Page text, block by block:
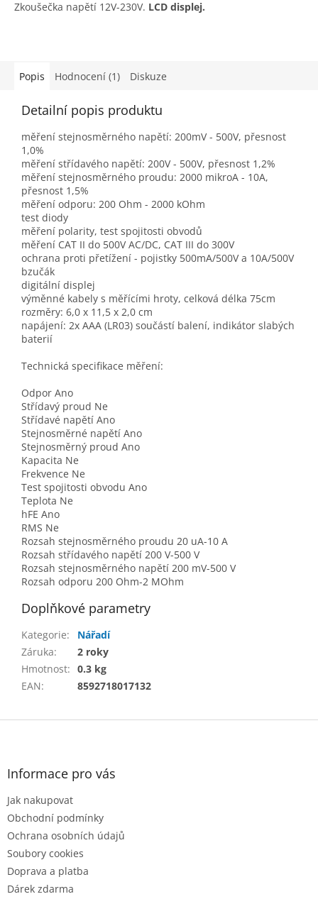
Zkoušečka napětí 12V-230V. LCD displej.
Popis Hodnocení (1) Diskuze
Detailní popis produktu
měření stejnosměrného napětí: 200mV - 500V, přesnost
1,0%
měření střídavého napětí: 200V - 500V, přesnost 1,2%
měření stejnosměrného proudu: 2000 mikroA - 10A,
přesnost 1,5%
měření odporu: 200 Ohm - 2000 kOhm
test diody
měření polarity, test spojitosti obvodů
měření CAT II do 500V AC/DC, CAT III do 300V
ochrana proti přetížení - pojistky 500mA/500V a 10A/500V
bzučák
digitální displej
výměnné kabely s měřícími hroty, celková délka 75cm
rozměry: 6,0 x 11,5 x 2,0 cm
napájení: 2x AAA (LR03) součástí balení, indikátor slabých
baterií
Technická specifikace měření:
Odpor Ano
Střídavý proud Ne
Střídavé napětí Ano
Stejnosměrné napětí Ano
Stejnosměrný proud Ano
Kapacita Ne
Frekvence Ne
Test spojitosti obvodu Ano
Teplota Ne
hFE Ano
RMS Ne
Rozsah stejnosměrného proudu 20 uA-10 A
Rozsah střídavého napětí 200 V-500 V
Rozsah stejnosměrného napětí 200 mV-500 V
Rozsah odporu 200 Ohm-2 MOhm
Doplňkové parametry
Kategorie:
Nářadí
Záruka:
2 roky
Hmotnost: 0.3 kg
EAN: 8592718017132
Z
Informace pro vás
Jak nakupovat
Obchodní podmínky
Ochrana osobních údajů
Soubory cookies
Doprava a platba
Dárek zdarma